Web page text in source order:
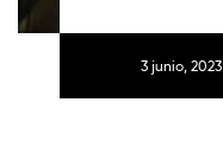
3 junio, 2023